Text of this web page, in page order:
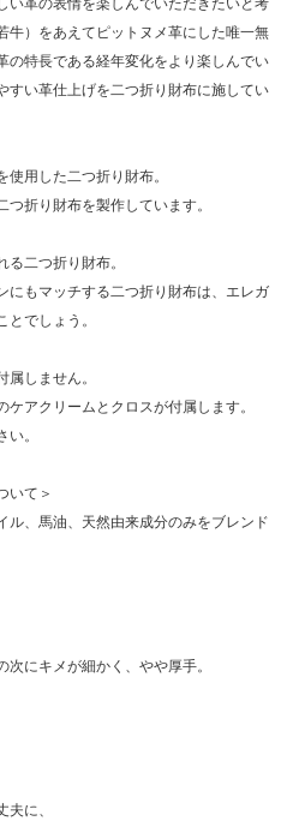
牛）をあえてピットヌメ革にした唯一無
の特長である経年変化をより楽しんでい
すい革仕上げを二つ折り財布に施してい
用した二つ折り財布。
折り財布を製作しています。
二つ折り財布。
にもマッチする二つ折り財布は、エレガ
でしょう。
しません。
アクリームとクロスが付属します。
。
いて＞
ル、馬油、天然由来成分のみをブレンド
にキメが細かく、やや厚手。
に、